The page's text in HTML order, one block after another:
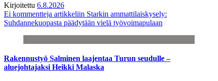
Kirjoitettu 6.8.2026
Ei kommentteja artikkeliin Starkin ammattilaiskysely:
Suhdannekuopasta päädytään vielä työvoimapulaan
Rakennustyö Salminen laajentaa Turun seudulle –
aluejohtajaksi Heikki Malaska